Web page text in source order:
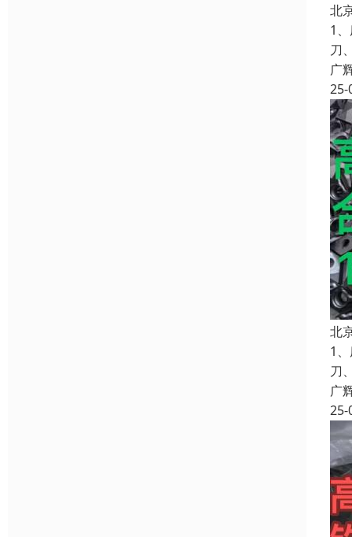
北
1
刀
广
25-
北
1
刀
广
25-